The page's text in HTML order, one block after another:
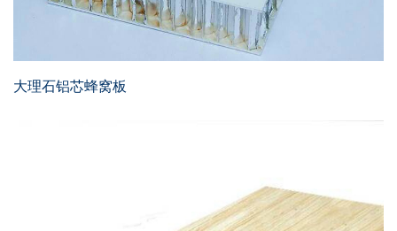
大理石铝芯蜂窝板